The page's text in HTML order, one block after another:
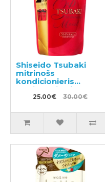
Shiseido Tsubaki
mitrinošs
kondicionieris
matiem pildviela
660ml25.00€ 30.00€